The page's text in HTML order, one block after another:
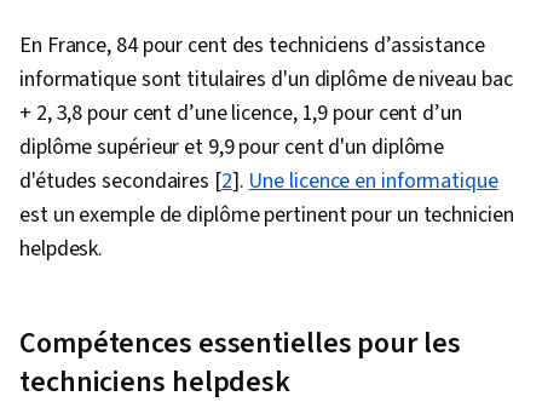
Linux, Soutien au système, Provisionnement
des utilisateurs, Administration Linux,
Assistance et services techniques, Support
technique, Technologie de l'information,
Service d'assistance, Matériel informatique,
Dépannage du matériel, Documentation
Documentation du logiciel, Rédaction
technique, Modèle de réseau, Protocoles de
réseau, Modèles OSI, Réseaux sans fil,
En France, 84 pour cent des techniciens d’assistance
informatique sont titulaires d'un diplôme de niveau bac
+ 2, 3,8 pour cent d’une licence, 1,9 pour cent d’un
diplôme supérieur et 9,9 pour cent d'un diplôme
d'études secondaires [2].Une licence en informatique
est un exemple de diplôme pertinent pour un technicien
helpdesk.
Compétences essentielles pour les
techniciens helpdesk